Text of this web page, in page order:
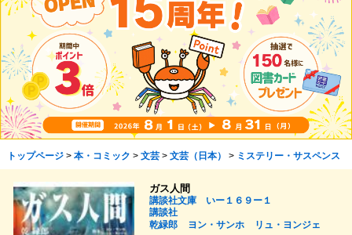
トップページ> 本・コミック > 文芸> 文芸（日本） > ミステリー・サスペンス
ガス人間
講談社文庫 いー１６９ー１
講談社
乾緑郎
ヨン・サンホ
リュ・ヨンジェ